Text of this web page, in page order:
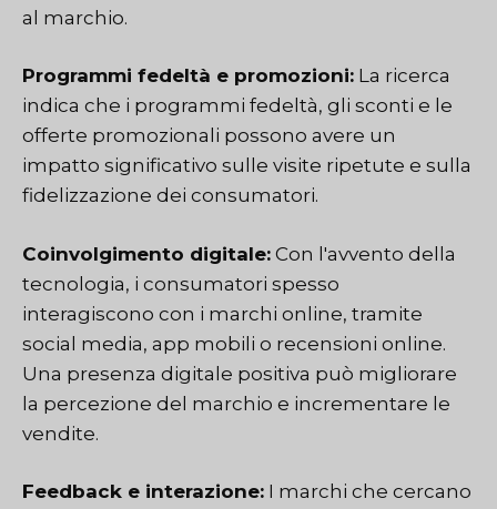
al marchio.
Programmi fedeltà e promozioni: La ricerca
indica che i programmi fedeltà, gli sconti e le
offerte promozionali possono avere un
impatto significativo sulle visite ripetute e sulla
fidelizzazione dei consumatori.
Coinvolgimento digitale: Con l'avvento della
tecnologia, i consumatori spesso
interagiscono con i marchi online, tramite
social media, app mobili o recensioni online.
Una presenza digitale positiva può migliorare
la percezione del marchio e incrementare le
vendite.
Feedback e interazione: I marchi che cercano